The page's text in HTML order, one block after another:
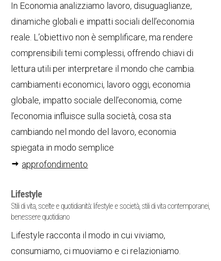
In Economia analizziamo lavoro, disuguaglianze,
dinamiche globali e impatti sociali dell’economia
reale. L’obiettivo non è semplificare, ma rendere
comprensibili temi complessi, offrendo chiavi di
lettura utili per interpretare il mondo che cambia.
cambiamenti economici, lavoro oggi, economia
globale, impatto sociale dell’economia, come
l’economia influisce sulla società, cosa sta
cambiando nel mondo del lavoro, economia
spiegata in modo semplice
approfondimento
Lifestyle
Stili di vita, scelte e quotidianità: lifestyle e società, stili di vita contemporanei,
benessere quotidiano
Lifestyle racconta il modo in cui viviamo,
consumiamo, ci muoviamo e ci relazioniamo.